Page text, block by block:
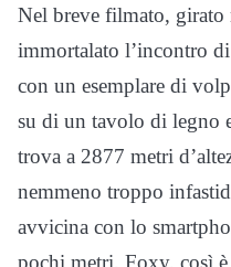
Nel breve filmato,
immortalato l’incontro
con un esemplare di
su di un tavolo di legno
trova a 2877 metri
nemmeno troppo
avvicina con lo
pochi metri, Foxy, così